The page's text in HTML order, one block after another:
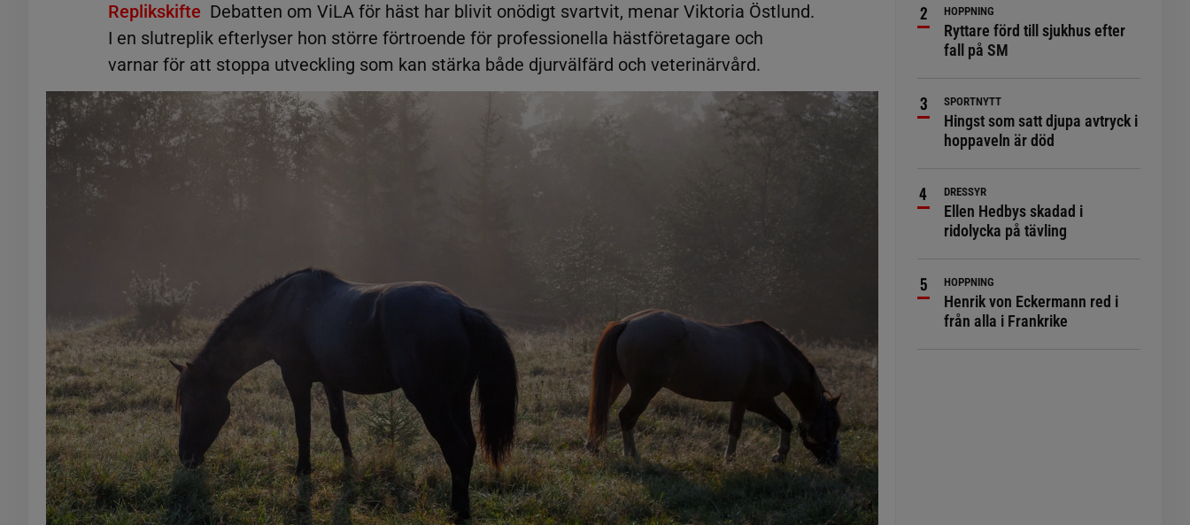
Replikskifte Debatten om ViLA för häst har blivit onödigt svartvit, menar Viktoria Östlund.
I en slutreplik efterlyser hon större förtroende för professionella hästföretagare och
varnar för att stoppa utveckling som kan stärka både djurvälfärd och veterinärvård.
HOPPNING
Ryttare förd till sjukhus efter
fall på SM
SPORTNYTT
Hingst som satt djupa avtryck i
hoppaveln är död
DRESSYR
Ellen Hedbys skadad i
ridolycka på tävling
HOPPNING
Henrik von Eckermann red i
från alla i Frankrike